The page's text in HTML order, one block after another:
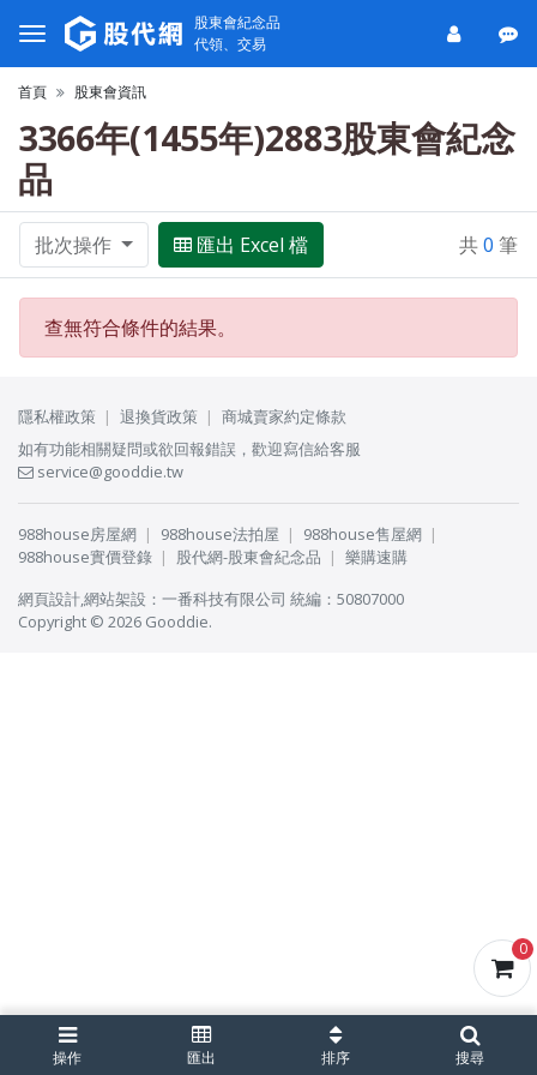
0
股東會紀念品
代領、交易
首頁 股東會資訊
3366年(1455年)2883股東會紀念
品
批次操作 匯出 Excel 檔 共0 筆
查無符合條件的結果。
操作 匯出 排序 搜尋
隱私權政策 退換貨政策
商城賣家約定條款
如有功能相關疑問或欲回報錯誤，歡迎寫信給客服
service@gooddie.tw
988house房屋網 988house法拍屋
988house售屋網
988house實價登錄
股代網-股東會紀念品
樂購速購
網頁設計,網站架設 ： 一番科技有限公司 統編：50807000
Copyright © 2026 Gooddie.